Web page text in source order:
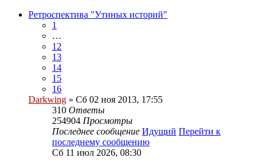
Ретроспектива "Утиных историй"
1
…
12
13
14
15
16
Darkwing » Сб 02 ноя 2013, 17:55
310 Ответы
254904 Просмотры
Последнее сообщение Идущий Перейти к
последнему сообщению
Сб 11 июл 2026, 08:30